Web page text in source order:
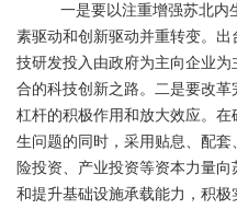
一是要以注重增强苏北内
素驱动和创新驱动并重转变。
技研发投入由政府为主向企业
合的科技创新之路。二是要改
杠杆的积极作用和放大效应。
生问题的同时，采用贴息、配
险投资、产业投资等资本力量
和提升基础设施承载能力，积